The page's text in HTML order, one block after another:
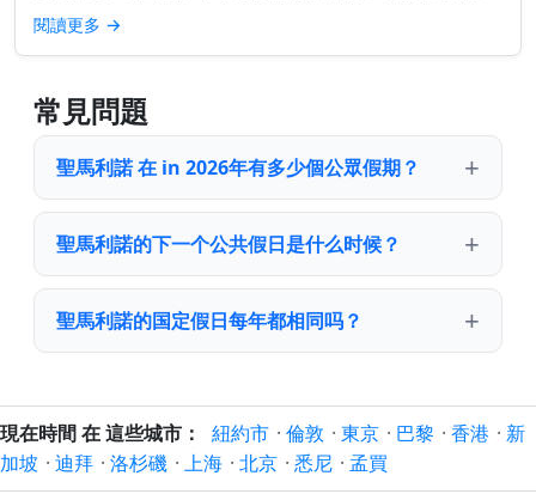
地點，你每年的公共假期數量可能會大不相同。 快速了解： 大
多數澳大利亞人每...
閱讀更多 →
常見問題
聖馬利諾 在 in 2026年有多少個公眾假期？
聖馬利諾的下一个公共假日是什么时候？
聖馬利諾的国定假日每年都相同吗？
現在時間 在 這些城市： 紐約市 · 倫敦 · 東京 · 巴黎 · 香港 · 新
加坡 · 迪拜 · 洛杉磯 · 上海 · 北京 · 悉尼 · 孟買